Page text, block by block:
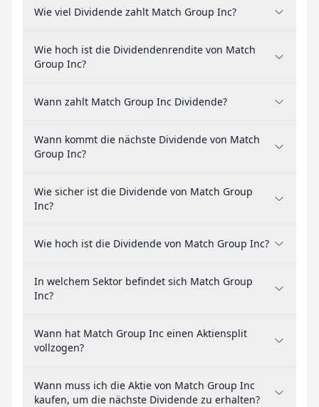
Wie viel Dividende zahlt Match Group Inc?
Wie hoch ist die Dividendenrendite von Match
Group Inc?
Wann zahlt Match Group Inc Dividende?
Wann kommt die nächste Dividende von Match
Group Inc?
Wie sicher ist die Dividende von Match Group
Inc?
Wie hoch ist die Dividende von Match Group Inc?
In welchem Sektor befindet sich Match Group
Inc?
Wann hat Match Group Inc einen Aktiensplit
vollzogen?
Wann muss ich die Aktie von Match Group Inc
kaufen, um die nächste Dividende zu erhalten?